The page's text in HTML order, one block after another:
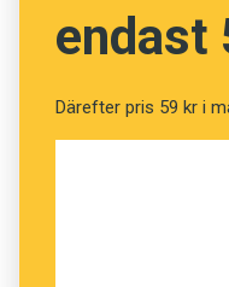
som har
Därför är det
endast
Därefter pris 59 kr i